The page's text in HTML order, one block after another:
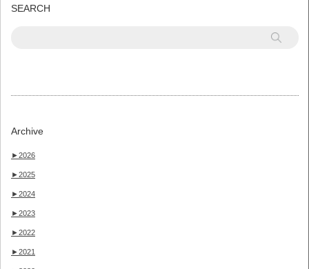
SEARCH
Archive
►2026
►2025
►2024
►2023
►2022
►2021